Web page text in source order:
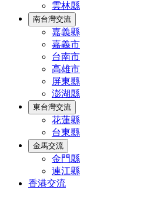
雲林縣
南台灣交流
嘉義縣
嘉義市
台南市
高雄市
屏東縣
澎湖縣
東台灣交流
花蓮縣
台東縣
金馬交流
金門縣
連江縣
香港交流